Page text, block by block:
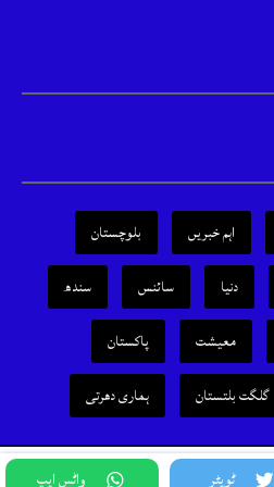
ٹویٹر واٹس ایپ
اہم خبریں
بلوچستان
دنیا سائنس
سندھ
معیشت
پاکستان
گلگت بلتستان ہماری دھرتی
Copyright © 2015-2025,rights